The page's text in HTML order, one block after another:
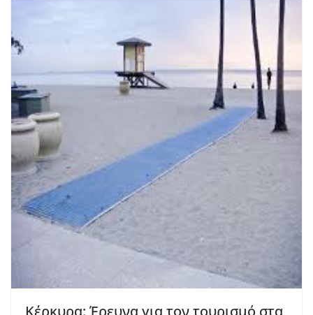
Κέρκυρα: Έρευνα για τον τουρισμό στα